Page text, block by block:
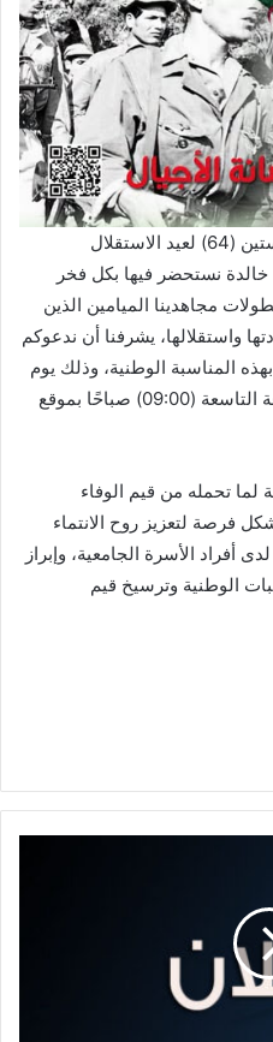
في إطار إحياء الذكرى الرابعة والستين (64) لعيد الاستقلال
نستحضر فيها بكل فخر
مجاهدينا الميامين الذين
واستقلالها، يشرفنا أن ندعوكم
المناسبة الوطنية، وذلك يوم
الأحد 05 جويلية 2026 على الساعة التاسعة (09:00) صباحًا بموقع
تحمله من قيم الوفاء
فرصة لتعزيز روح الانتماء
أفراد الأسرة الجامعية، وإبراز
الوطنية وترسيخ قيم